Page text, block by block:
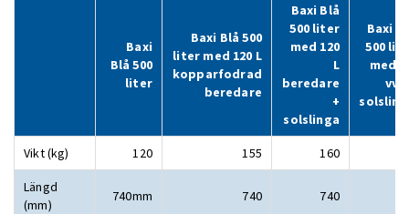
Baxi
Blå 500
liter
Baxi Blå 500
liter med 120 L
kopparfodrad
beredare
Baxi Blå
500 liter
med 120
L
beredare
+
solslinga
Baxi
500
med 2
vvs
Vikt (kg) 120 155 160
Längd
(mm)
740mm 740 740